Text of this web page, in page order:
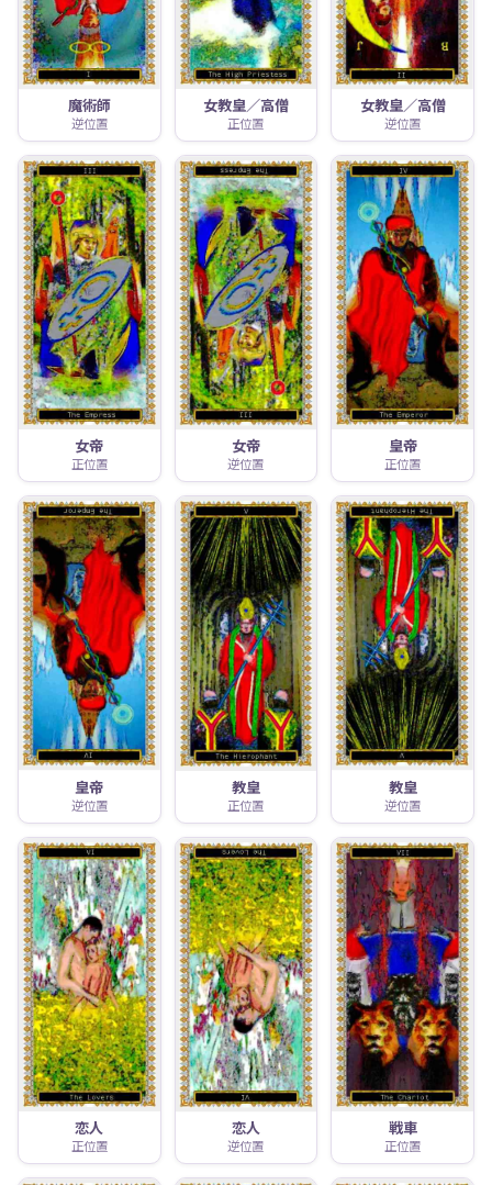
魔術師
逆位置
女教皇／高僧
正位置
女教皇／高僧
逆位置
女帝
正位置
女帝
逆位置
皇帝
正位置
皇帝
逆位置
教皇
正位置
教皇
逆位置
恋人
正位置
恋人
逆位置
戦車
正位置